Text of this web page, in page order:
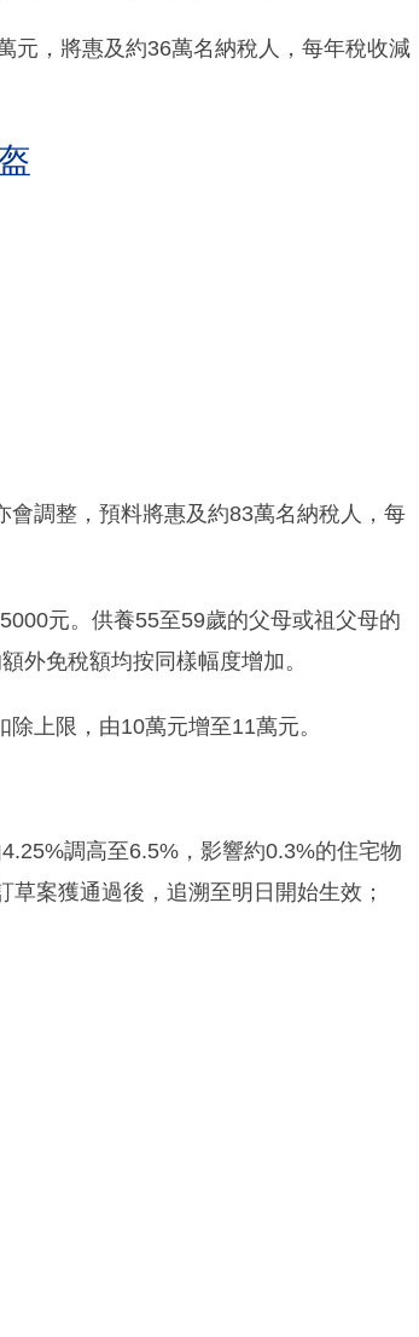
元，將惠及約36萬名納稅人，每年稅收減
調整，預料將惠及約83萬名納稅人，每
元。供養55至59歲的父母或祖父母的
外免稅額均按同樣幅度增加。
上限，由10萬元增至11萬元。
調高至6.5%，影響約0.3%的住宅物
案獲通過後，追溯至明日開始生效；